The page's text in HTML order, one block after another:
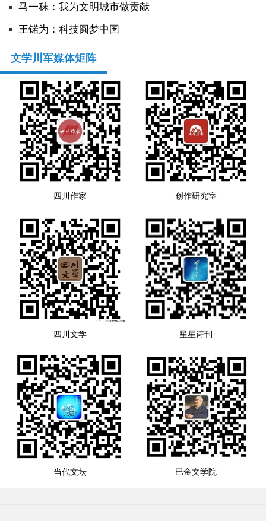
人事考试
马一秣：我为文明城市做贡献
王锘为：科技圆梦中国
文学川军媒体矩阵
四川作家 创作研究室
四川文学 星星诗刊
当代文坛 巴金文学院